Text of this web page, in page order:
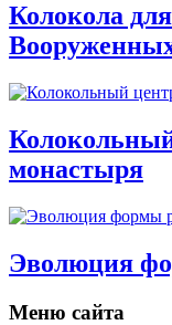
Колокола
монастыря
Эволюция
Меню сайта